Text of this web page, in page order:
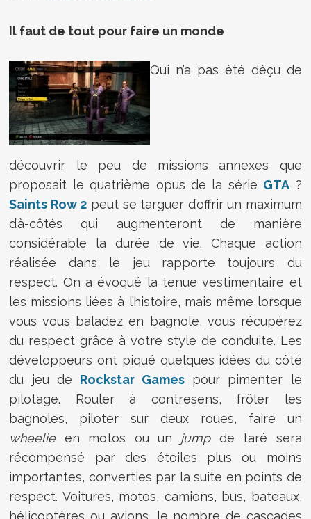
Il faut de tout pour faire un monde
Qui n’a pas été déçu de
découvrir le peu de missions annexes que
proposait le quatrième opus de la série GTA ?
Saints Row 2 peut se targuer d’offrir un maximum
d’à-côtés qui augmenteront de manière
considérable la durée de vie. Chaque action
réalisée dans le jeu rapporte toujours du
respect. On a évoqué la tenue vestimentaire et
les missions liées à l’histoire, mais même lorsque
vous vous baladez en bagnole, vous récupérez
du respect grâce à votre style de conduite. Les
développeurs ont piqué quelques idées du côté
du jeu de Rockstar Games pour pimenter le
pilotage. Rouler à contresens, frôler les
bagnoles, piloter sur deux roues, faire un
wheelieen motos ou un jumpde taré sera
récompensé par des étoiles plus ou moins
importantes, converties par la suite en points de
respect. Voitures, motos, camions, bus, bateaux,
hélicoptères ou avions, le nombre de cascades